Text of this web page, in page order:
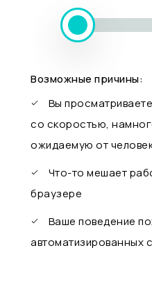
Возможные причины:
Вы
со скоростью,
ожидаемую от
Что-то мешает
браузере
Ваше поведение
автоматизированных